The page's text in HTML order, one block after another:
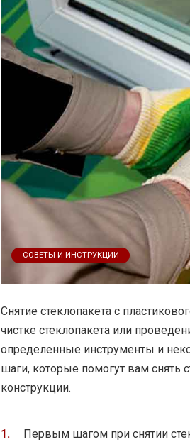
СОВЕТЫ И ИНСТРУКЦИИ
Снятие стеклопакета с
чистке стеклопакета или
определенные инструменты и
шаги, которые помогут вам снять
конструкции.
Первым шагом при снятии